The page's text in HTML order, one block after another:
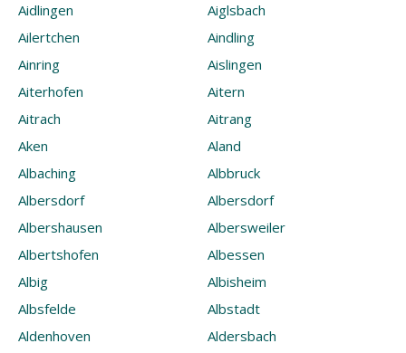
Aidlingen
Aiglsbach
Ailertchen
Aindling
Ainring
Aislingen
Aiterhofen
Aitern
Aitrach
Aitrang
Aken
Aland
Albaching
Albbruck
Albersdorf
Albersdorf
Albershausen
Albersweiler
Albertshofen
Albessen
Albig
Albisheim
Albsfelde
Albstadt
Aldenhoven
Aldersbach